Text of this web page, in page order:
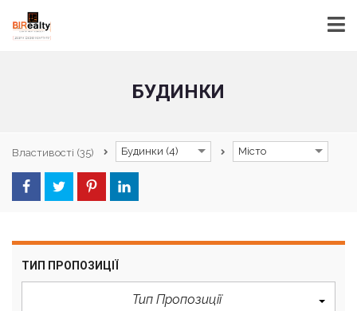
БУДИНКИ
Властивості (35) Будинки (4) Місто
ТИП ПРОПОЗИЦІЇ
Тип Пропозиції